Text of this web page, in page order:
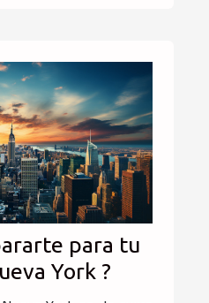
para tu
York ?